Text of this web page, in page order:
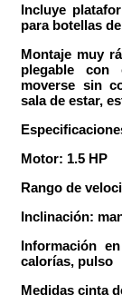
Incluye
para botellas
Montaje muy
plegable con
moverse sin
sala de estar,
Motor: 1.5 HP
Rango de
Inclinación:
Información
calorías, pulso
Medidas cinta